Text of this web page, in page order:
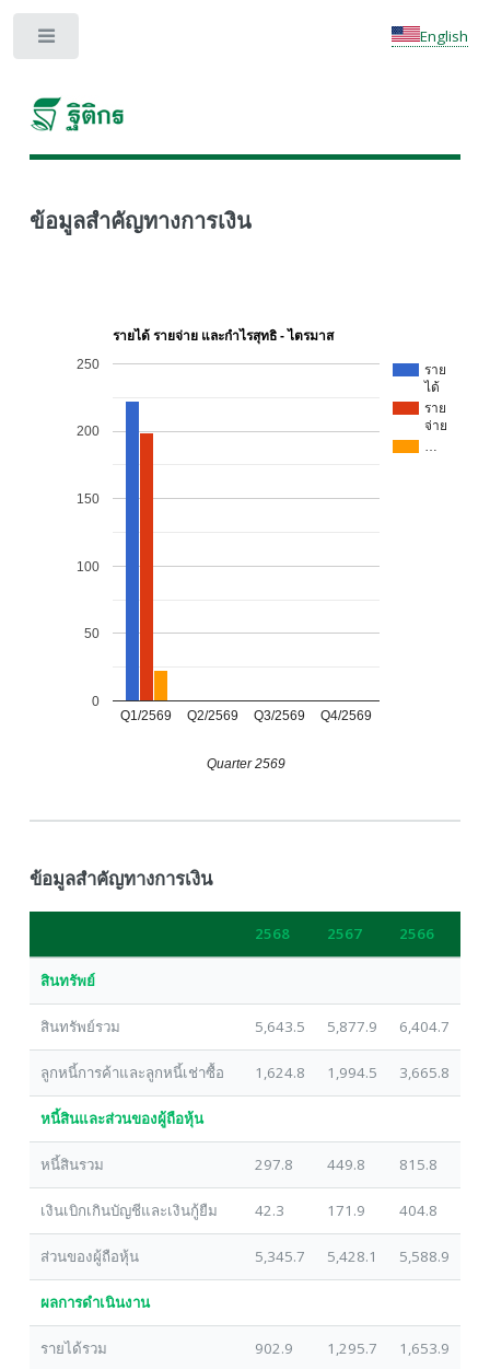
English
ข้อมูลสำคัญทางการเงิน
รายได้ รายจ่าย และกำไรสุทธิ - ไตรมาส
ราย
ได้
ราย
จ่าย
…
Q1/2569 Q2/2569 Q3/2569 Q4/2569
0
50
100
150
200
250
Quarter 2569
ข้อมูลสำคัญทางการเงิน
2568 2567 2566
สินทรัพย์
สินทรัพย์รวม 5,643.5 5,877.9 6,404.7
ลูกหนี้การค้าและลูกหนี้เช่าซื้อ 1,624.8 1,994.5 3,665.8
หนี้สินและส่วนของผู้ถือหุ้น
หนี้สินรวม 297.8 449.8 815.8
เงินเบิกเกินบัญชีและเงินกู้ยืม 42.3 171.9 404.8
ส่วนของผู้ถือหุ้น 5,345.7 5,428.1 5,588.9
ผลการดำเนินงาน
รายได้รวม 902.9 1,295.7 1,653.9